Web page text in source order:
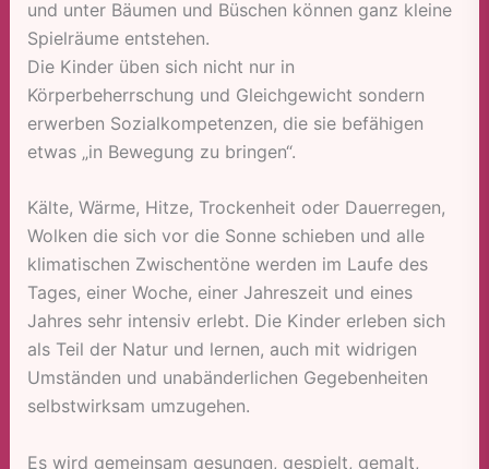
und unter Bäumen und Büschen können ganz kleine
Spielräume entstehen.
Die Kinder üben sich nicht nur in
Körperbeherrschung und Gleichgewicht sondern
erwerben Sozialkompetenzen, die sie befähigen
etwas „in Bewegung zu bringen“.
Kälte, Wärme, Hitze, Trockenheit oder Dauerregen,
Wolken die sich vor die Sonne schieben und alle
klimatischen Zwischentöne werden im Laufe des
Tages, einer Woche, einer Jahreszeit und eines
Jahres sehr intensiv erlebt. Die Kinder erleben sich
als Teil der Natur und lernen, auch mit widrigen
Umständen und unabänderlichen Gegebenheiten
selbstwirksam umzugehen.
Es wird gemeinsam gesungen, gespielt, gemalt,